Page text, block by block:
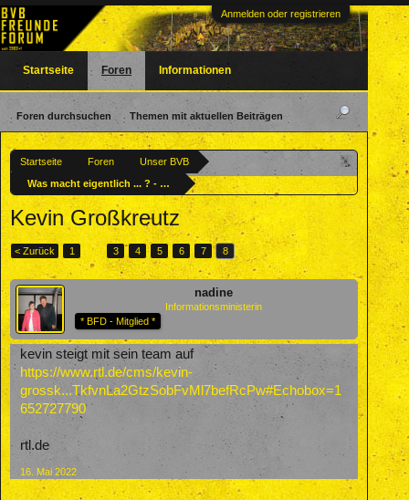
Anmelden oder registrieren
Startseite Foren
Unser BVB
Was macht eigentlich ... ? - Ehemalige BVBler
Kevin Großkreutz
< Zurück 1 ← 3 4 5 6 7 8
nadine
Informationsministerin
* BFD - Mitglied *
kevin steigt mit sein team auf
https://www.rtl.de/cms/kevin-
grossk...TkfvnLa2GtzSobFvMl7befRcPw#Echobox=1
652727790
rtl.de
16. Mai 2022
Startseite Foren
Foren durchsuchen Themen mit aktuellen Beiträgen
Informationen